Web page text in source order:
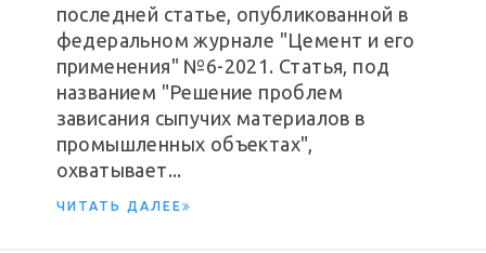
последней статье, опубликованной в
федеральном журнале "Цемент и его
применения" №6-2021. Статья, под
названием "Решение проблем
зависания сыпучих материалов в
промышленных объектах",
охватывает...
ЧИТАТЬ ДАЛЕЕ